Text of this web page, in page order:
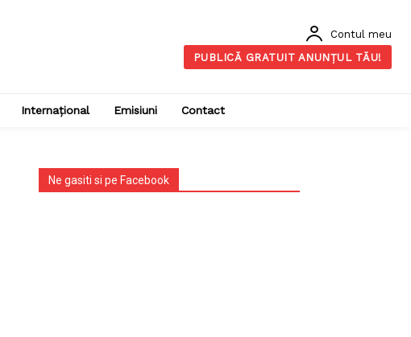
Contul meu
PUBLICĂ GRATUIT ANUNȚUL TĂU!
Internațional Emisiuni Contact
Ne gasiti si pe Facebook